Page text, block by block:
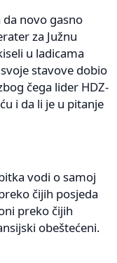
novo gasno
za Južnu
u ladicama
stavove dobio
čega lider HDZ-
i da li je u pitanje
vodi o samoj
čijih posjeda
preko čijih
obeštećeni.